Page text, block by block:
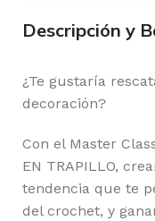
Descripción y
¿Te gustaría
decoración?
Con el Master
EN TRAPILLO,
tendencia que te
del crochet, y